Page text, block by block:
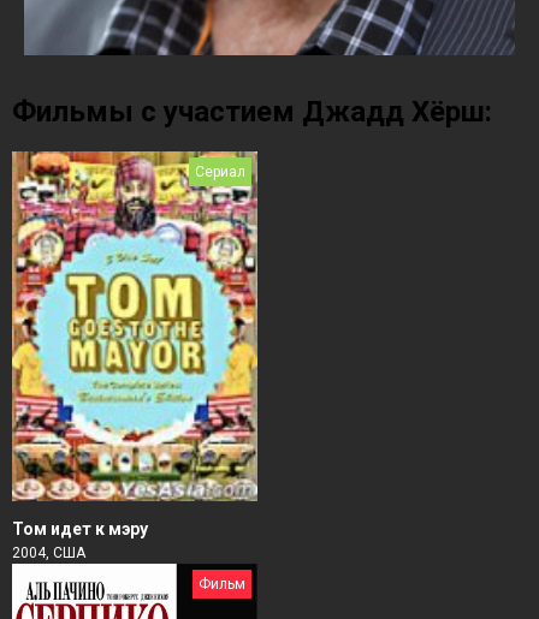
Фильмы с участием Джадд Хёрш:
Сериал
Том идет к мэру
2004, США
Фильм